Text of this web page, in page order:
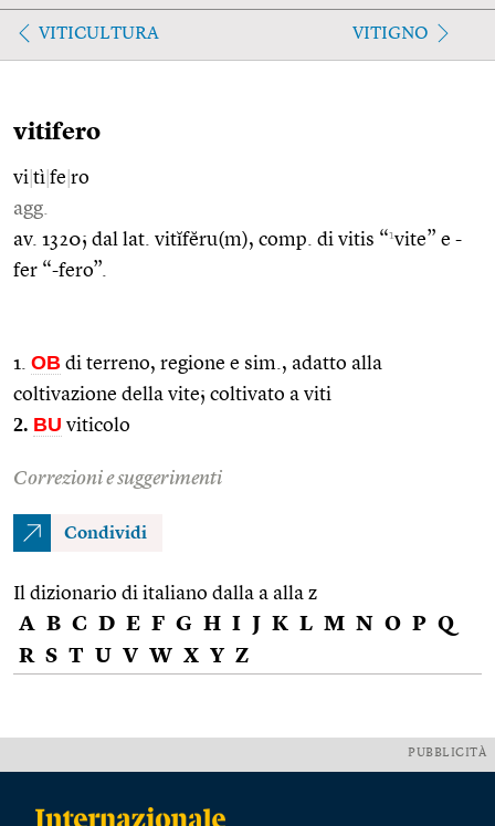
VITICULTURA VITIGNO
vitifero
vi tì fe ro
agg.
av. 1320; dal lat. vitĭfĕru(m), comp. di vitis “1vite” e -
fer “-fero”.
1. OB di terreno, regione e sim., adatto alla
coltivazione della vite; coltivato a viti
2. BU viticolo
Correzioni e suggerimenti
Condividi
Il dizionario di italiano dalla a alla z
A B C D E F G H I J K L M N O P Q
R S T U V W X Y Z
PUBBLICITÀ